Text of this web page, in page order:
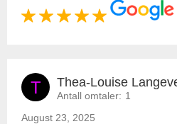
T Thea-Louise
Antall omtaler: 1
August 23, 2025